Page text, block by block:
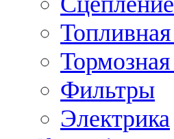
Фильтры
Электрика